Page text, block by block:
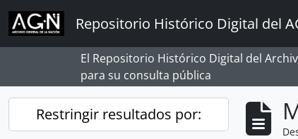
Skip to main content
Repositorio Histórico Digital del
El Repositorio Histórico Digital del
para su consulta pública
Restringir resultados por: